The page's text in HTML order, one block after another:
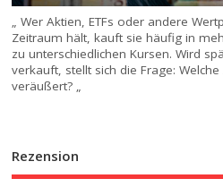
„ Wer Aktien, ETFs oder andere
Zeitraum hält, kauft sie häufig in
zu unterschiedlichen Kursen. Wird
verkauft, stellt sich die Frage:
veräußert? „
Rezension